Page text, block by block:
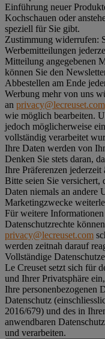
Einführung neuer
Kochschauen oder
speziell für Sie gibt.
Zustimmung widerrufen:
Werbemitteilungen
Mitteilung angegebenen
können Sie den
Abbestellen am Ende
Werbung mehr von uns
an privacy@lecreuset.com
wie möglich bearbeiten.
jedoch möglicherweise
vollständig verarbeitet
Ihre Daten werden von
Denken Sie stets daran,
Ihre Präferenzen jederzeit
Bitte seien Sie
Daten niemals an andere
Marketingzwecke
Für weitere
Datenschutzrechte
privacy@lecreuset.com
werden zeitnah darauf
Vollständige
Le Creuset setzt sich für
und Ihrer Privatsphäre
Ihre personenbezogenen
Datenschutz
2016/679) und des in
anwendbaren
und verarbeiten.